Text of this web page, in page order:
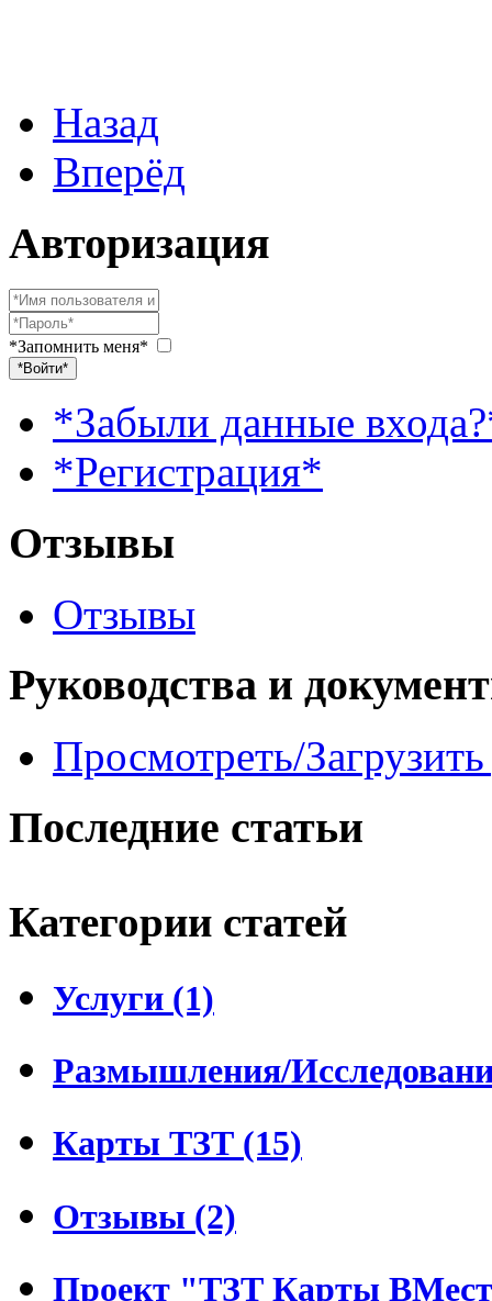
Назад
Вперёд
Авторизация
*Запомнить меня*
*Войти*
*Забыли данные
*Регистрация*
Отзывы
Отзывы
Руководства и
Просмотреть/
Последние статьи
Категории статей
Услуги (1)
Размышления/
Карты ТЗТ (15)
Отзывы (2)
Проект "ТЗТ Карты